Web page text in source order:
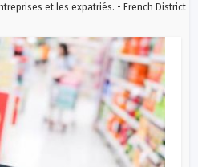
et les expatriés. - French District